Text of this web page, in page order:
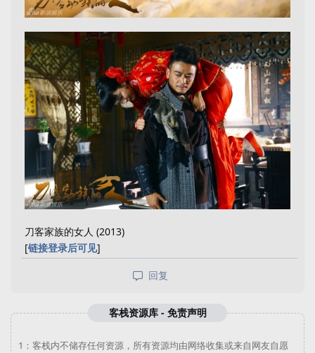
刀客家族的女人 (2013)
[链接登录后可见]
回复
客栈资源库 - 免责声明
1： 客栈内不储存任何资源，所有资源均由网络收集或来自网友自愿